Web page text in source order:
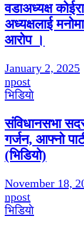
वडाअध्यक्ष
अध्यक्षलाई
आरोप ।
January 2, 2025
npost
भिडियाे
संविधानसभा
गर्जन, आफ्नो
(भिडियो)
November 18,
npost
भिडियाे